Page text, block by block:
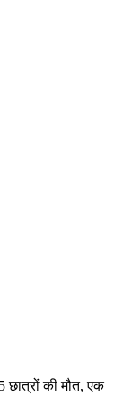
छात्रों की मौत, एक